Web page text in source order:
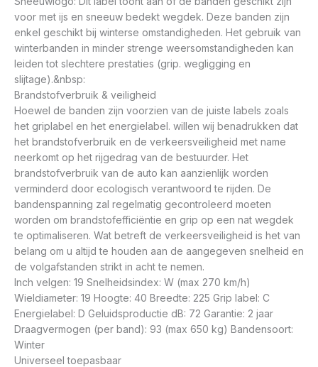
voor met ijs en sneeuw bedekt wegdek. Deze banden zijn
enkel geschikt bij winterse omstandigheden. Het gebruik van
winterbanden in minder strenge weersomstandigheden kan
leiden tot slechtere prestaties (grip. wegligging en
slijtage).&nbsp:
Brandstofverbruik & veiligheid
Hoewel de banden zijn voorzien van de juiste labels zoals
het griplabel en het energielabel. willen wij benadrukken dat
het brandstofverbruik en de verkeersveiligheid met name
neerkomt op het rijgedrag van de bestuurder. Het
brandstofverbruik van de auto kan aanzienlijk worden
verminderd door ecologisch verantwoord te rijden. De
bandenspanning zal regelmatig gecontroleerd moeten
worden om brandstofefficiëntie en grip op een nat wegdek
te optimaliseren. Wat betreft de verkeersveiligheid is het van
belang om u altijd te houden aan de aangegeven snelheid en
de volgafstanden strikt in acht te nemen.
Inch velgen: 19 Snelheidsindex: W (max 270 km/h)
Wieldiameter: 19 Hoogte: 40 Breedte: 225 Grip label: C
Energielabel: D Geluidsproductie dB: 72 Garantie: 2 jaar
Draagvermogen (per band): 93 (max 650 kg) Bandensoort:
Winter
Universeel toepasbaar